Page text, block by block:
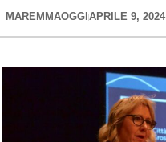
MAREMMAOGGI APRILE 9, 2024